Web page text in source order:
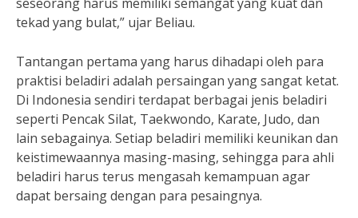
tekad yang bulat,” ujar Beliau.
Tantangan pertama yang harus dihadapi oleh para
praktisi beladiri adalah persaingan yang sangat ketat.
Di Indonesia sendiri terdapat berbagai jenis beladiri
seperti Pencak Silat, Taekwondo, Karate, Judo, dan
lain sebagainya. Setiap beladiri memiliki keunikan dan
keistimewaannya masing-masing, sehingga para ahli
beladiri harus terus mengasah kemampuan agar
dapat bersaing dengan para pesaingnya.